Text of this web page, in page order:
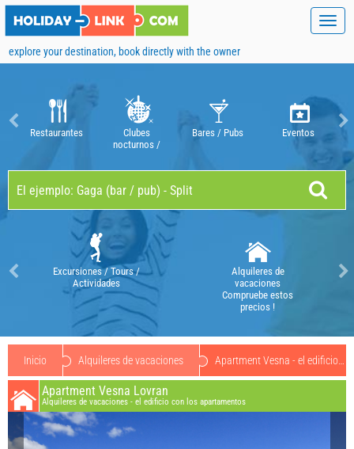
explore your destination, book directly with the owner
Restaurantes
Clubes
nocturnos /
Bares / Pubs Eventos
Excursiones / Tours /
Actividades
Alquileres de
vacaciones
Compruebe estos
precios !
Inicio Alquileres de vacaciones
Apartment Vesna Lovran
Alquileres de vacaciones - el edificio con los apartamentos